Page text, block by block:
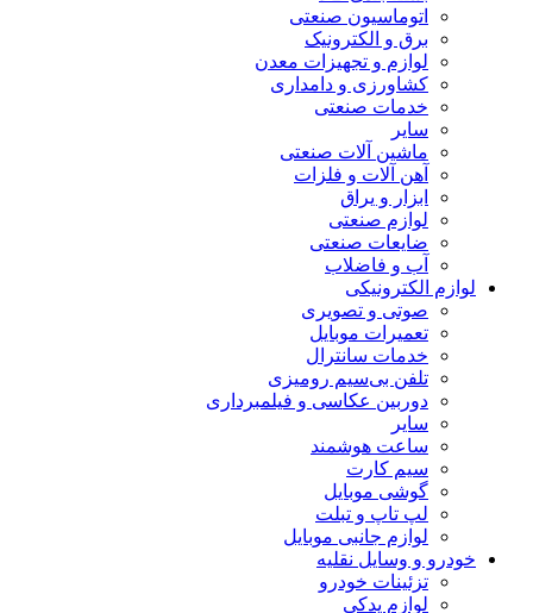
اتوماسیون صنعتی
برق و الکترونیک
لوازم و تجهیزات معدن
کشاورزی و دامداری
خدمات صنعتی
سایر
ماشین آلات صنعتی
آهن آلات و فلزات
ابزار و یراق
لوازم صنعتی
ضایعات صنعتی
آب و فاضلاب
لوازم الکترونیکی
صوتی و تصویری
تعمیرات موبایل
خدمات سانترال
تلفن بی‌سیم رومیزی
دوربین عکاسی و فیلمبرداری
سایر
ساعت هوشمند
سیم کارت
گوشی موبایل
لپ تاپ و تبلت
لوازم جانبی موبایل
خودرو و وسایل نقلیه
تزئینات خودرو
لوازم یدکی